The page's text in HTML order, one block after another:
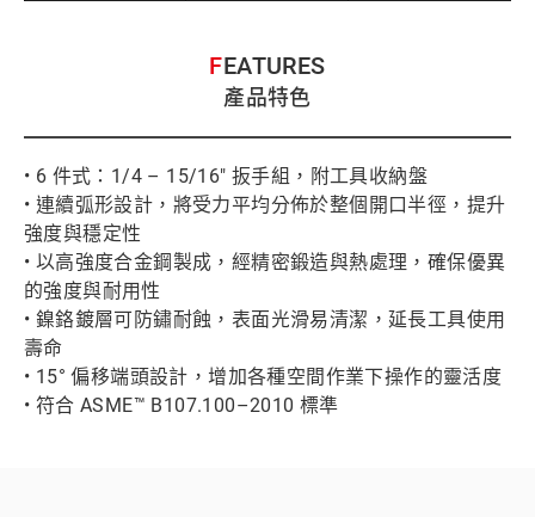
FEATURES
產品特色
• 6 件式：1/4 – 15/16" 扳手組，附工具收納盤
• 連續弧形設計，將受力平均分佈於整個開口半徑，提升
強度與穩定性
• 以高強度合金鋼製成，經精密鍛造與熱處理，確保優異
的強度與耐用性
• 鎳鉻鍍層可防鏽耐蝕，表面光滑易清潔，延長工具使用
壽命
• 15° 偏移端頭設計，增加各種空間作業下操作的靈活度
• 符合 ASME™ B107.100–2010 標準